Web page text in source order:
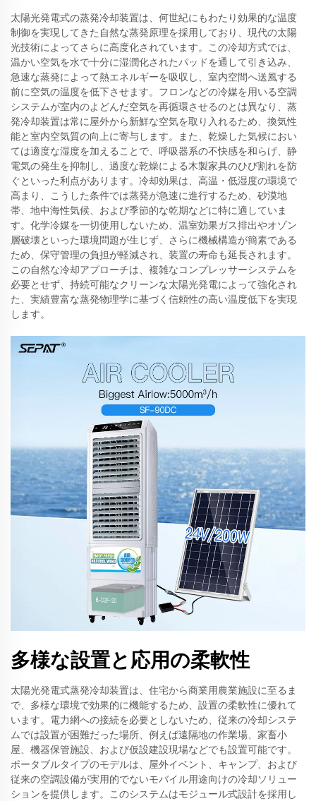
太陽光発電式の蒸発冷却装置は、何世紀にもわたり効果的な温度
制御を実現してきた自然な蒸発原理を採用しており、現代の太陽
光技術によってさらに高度化されています。この冷却方式では、
温かい空気を水で十分に湿潤化されたパッドを通して引き込み、
急速な蒸発によって熱エネルギーを吸収し、室内空間へ送風する
前に空気の温度を低下させます。フロンなどの冷媒を用いる空調
システムが室内のよどんだ空気を再循環させるのとは異なり、蒸
発冷却装置は常に屋外から新鮮な空気を取り入れるため、換気性
能と室内空気質の向上に寄与します。また、乾燥した気候におい
ては適度な湿度を加えることで、呼吸器系の不快感を和らげ、静
電気の発生を抑制し、過度な乾燥による木製家具のひび割れを防
ぐといった利点があります。冷却効果は、高温・低湿度の環境で
高まり、こうした条件では蒸発が急速に進行するため、砂漠地
帯、地中海性気候、および季節的な乾期などに特に適していま
す。化学冷媒を一切使用しないため、温室効果ガス排出やオゾン
層破壊といった環境問題が生じず、さらに機械構造が簡素である
ため、保守管理の負担が軽減され、装置の寿命も延長されます。
この自然な冷却アプローチは、複雑なコンプレッサーシステムを
必要とせず、持続可能なクリーンな太陽光発電によって強化され
た、実績豊富な蒸発物理学に基づく信頼性の高い温度低下を実現
します。
多様な設置と応用の柔軟性
太陽光発電式蒸発冷却装置は、住宅から商業用農業施設に至るま
で、多様な環境で効果的に機能するため、設置の柔軟性に優れて
います。電力網への接続を必要としないため、従来の冷却システ
ムでは設置が困難だった場所、例えば遠隔地の作業場、家畜小
屋、機器保管施設、および仮設建設現場などでも設置可能です。
ポータブルタイプのモデルは、屋外イベント、キャンプ、および
従来の空調設備が実用的でないモバイル用途向けの冷却ソリュー
ションを提供します。このシステムはモジュール式設計を採用し